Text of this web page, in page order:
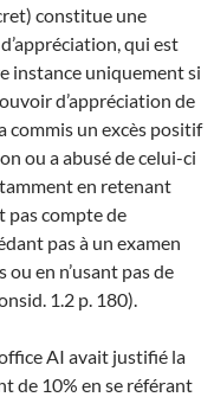
constitue une
qui est
instance uniquement si
d’appréciation de
commis un excès positif
ou a abusé de celui-ci
en retenant
pas compte de
pas à un examen
en n’usant pas de
1.2 p. 180).
AI avait justifié la
de 10% en se référant